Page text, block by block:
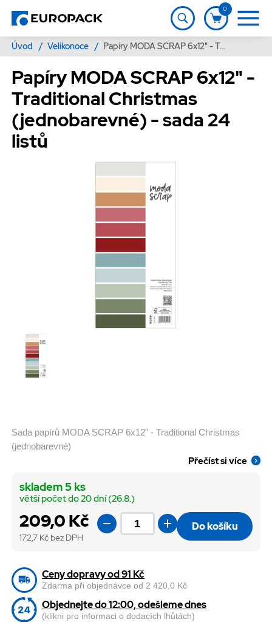
0
Úvod / Velikonoce / Papíry MODA SCRAP 6x12" - Traditional Christmas (jednobarevné) - sada 24 listů
Papíry MODA SCRAP 6x12" -
Traditional Christmas
(jednobarevné) - sada 24
listů
Sada papírů MODA SCRAP 6x12" - Traditional Christmas
(jednobarevné)
Přečíst si více
209,0 Kč
172,7 Kč bez DPH
skladem 5 ks
větší počet do 20 dní (26.8.)
Do košíku
Ceny dopravy od 91 Kč
Zdarma při objednávce od 2 420,0 Kč
Objednejte do 12:00, odešleme dnes
(klikni pro informaci o dodacích lhůtách)